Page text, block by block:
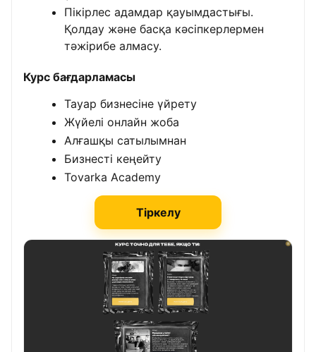
Пікірлес адамдар қауымдастығы.
Қолдау және басқа кәсіпкерлермен
тәжірибе алмасу.
Курс бағдарламасы
Тауар бизнесіне үйрету
Жүйелі онлайн жоба
Алғашқы сатылымнан
Бизнесті кеңейту
Tovarka Academy
Тіркелу